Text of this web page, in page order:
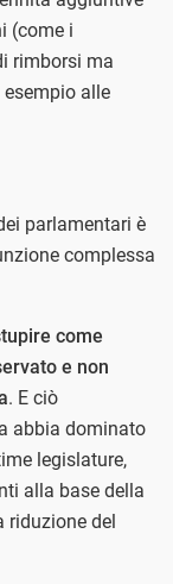
(come i
rimborsi ma
alle
parlamentari è
complessa
come
e non
. E ciò
abbia dominato
legislature,
alla base della
riduzione del